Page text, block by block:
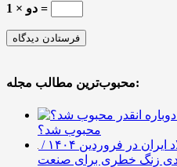
1 × دو =
محبوب‌ترین مطالب مجله:
محبوب شد؟
افزایش ۴.۶ درصدی تولید فولاد ایران در فروردین ۱۴۰۴ /
زنگ خطری برای صنعت